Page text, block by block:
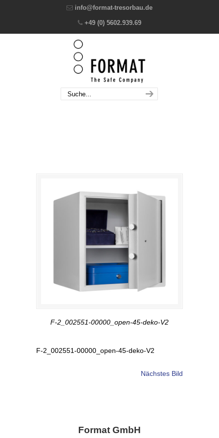
info@format-tresorbau.de
+49 (0) 5602.939.69
F-2_002551-00000_open-45-deko-V2
F-2_002551-00000_open-45-deko-V2
Nächstes Bild
Format GmbH